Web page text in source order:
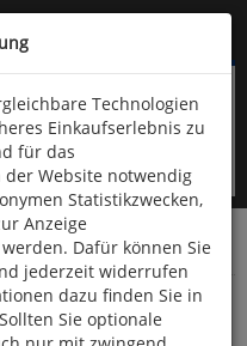
960
Mathematik
Technologien
Einkaufserlebnis zu
für das
Website notwendig
Statistikzwecken,
Anzeige
Dafür können Sie
jederzeit widerrufen
dazu finden Sie in
Sie optionale